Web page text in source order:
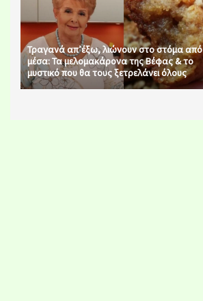
Τραγανά απ’έξω, λιώνουν στο στόμα από
μέσα: Τα μελομακάρονα της Βέφας & το
μυστικό που θα τους ξετρελάνει όλους